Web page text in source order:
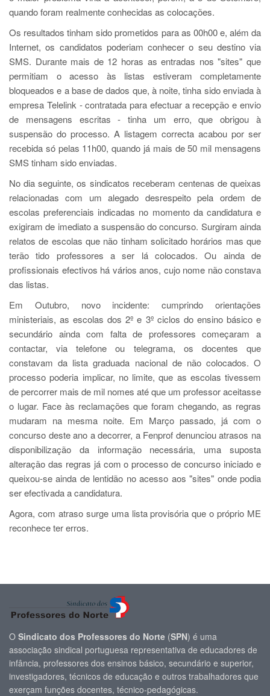
quando foram realmente conhecidas as colocações.
Os resultados tinham sido prometidos para as 00h00 e, além da
Internet, os candidatos poderiam conhecer o seu destino via
SMS. Durante mais de 12 horas as entradas nos "sites" que
permitiam o acesso às listas estiveram completamente
bloqueados e a base de dados que, à noite, tinha sido enviada à
empresa Telelink - contratada para efectuar a recepção e envio
de mensagens escritas - tinha um erro, que obrigou à
suspensão do processo. A listagem correcta acabou por ser
recebida só pelas 11h00, quando já mais de 50 mil mensagens
SMS tinham sido enviadas.
No dia seguinte, os sindicatos receberam centenas de queixas
relacionadas com um alegado desrespeito pela ordem de
escolas preferenciais indicadas no momento da candidatura e
exigiram de imediato a suspensão do concurso. Surgiram ainda
relatos de escolas que não tinham solicitado horários mas que
terão tido professores a ser lá colocados. Ou ainda de
profissionais efectivos há vários anos, cujo nome não constava
das listas.
Em Outubro, novo incidente: cumprindo orientações
ministeriais, as escolas dos 2º e 3º ciclos do ensino básico e
secundário ainda com falta de professores começaram a
contactar, via telefone ou telegrama, os docentes que
constavam da lista graduada nacional de não colocados. O
processo poderia implicar, no limite, que as escolas tivessem
de percorrer mais de mil nomes até que um professor aceitasse
o lugar. Face às reclamações que foram chegando, as regras
mudaram na mesma noite. Em Março passado, já com o
concurso deste ano a decorrer, a Fenprof denunciou atrasos na
disponibilização da informação necessária, uma suposta
alteração das regras já com o processo de concurso iniciado e
queixou-se ainda de lentidão no acesso aos "sites" onde podia
ser efectivada a candidatura.
Agora, com atraso surge uma lista provisória que o próprio ME
reconhece ter erros.
O Sindicato dos Professores do Norte (SPN) é uma
associação sindical portuguesa representativa de educadores de
infância, professores dos ensinos básico, secundário e superior,
investigadores, técnicos de educação e outros trabalhadores que
exerçam funções docentes, técnico-pedagógicas.